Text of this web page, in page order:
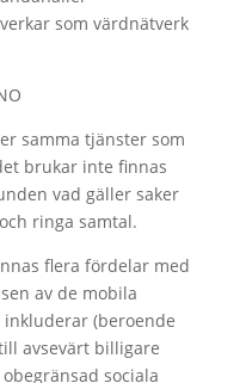
som värdnätverk
samma tjänster som
brukar inte finnas
vad gäller saker
ringa samtal.
flera fördelar med
av de mobila
(beroende
avsevärt billigare
sociala